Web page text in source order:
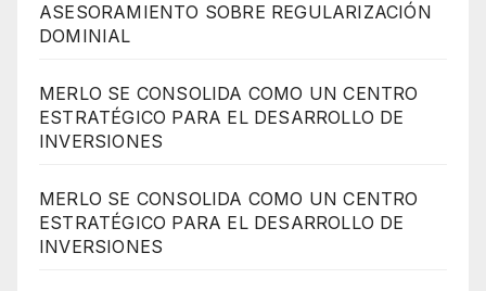
ASESORAMIENTO SOBRE REGULARIZACIÓN
DOMINIAL
MERLO SE CONSOLIDA COMO UN CENTRO
ESTRATÉGICO PARA EL DESARROLLO DE
INVERSIONES
MERLO SE CONSOLIDA COMO UN CENTRO
ESTRATÉGICO PARA EL DESARROLLO DE
INVERSIONES